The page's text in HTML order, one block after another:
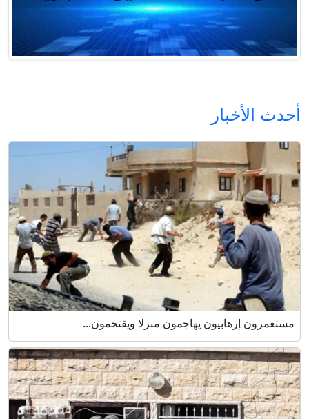
أحدث الأخبار
مستعمرون إرهابيون يهاجمون منزلا ويقتحمون...